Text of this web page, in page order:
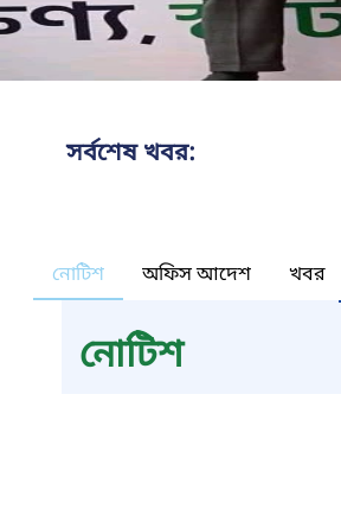
সর্বশেষ খবর:
নোটিশ অফিস আদেশ খবর
নোটিশ